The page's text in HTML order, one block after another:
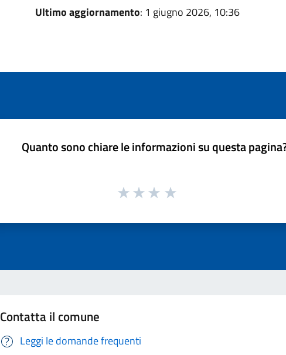
Ultimo aggiornamento: 1 giugno 2026, 10:36
Quanto sono chiare le informazioni su questa
Contatta il comune
Leggi le domande frequenti